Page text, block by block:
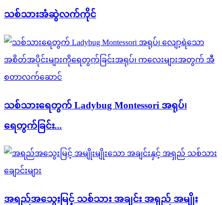
သစ်သားအံဆွဲလက်ကိုင်
သစ်သားရေတွက် Ladybug Montessori အရုပ်၊
ရေတွက်ခြင်း...
အရည်အသွေးမြင့် သစ်သား အချင်း အရှည် အမျိုး